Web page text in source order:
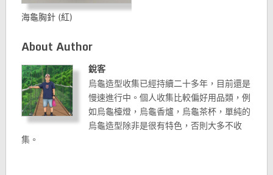
海龜胸針 (紅)
About Author
銳客
烏龜造型收集已經持續二十多年，目前還是
慢速進行中。個人收集比較偏好用品類，例
如烏龜檯燈，烏龜香爐，烏龜茶杯，單純的
烏龜造型除非是很有特色，否則大多不收
集。